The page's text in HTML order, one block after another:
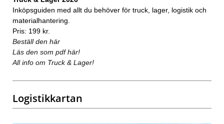
Inköpsguiden med allt du behöver för truck, lager, logistik och
materialhantering.
Pris: 199 kr.
Beställ den här
Läs den som pdf här!
All info om Truck & Lager!
Logistikkartan